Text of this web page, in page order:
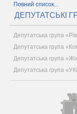
Повний список...
ДЕПУТАТСЬКІ
Депутатська група
Депутатська група
Депутатська група
Депутатська група